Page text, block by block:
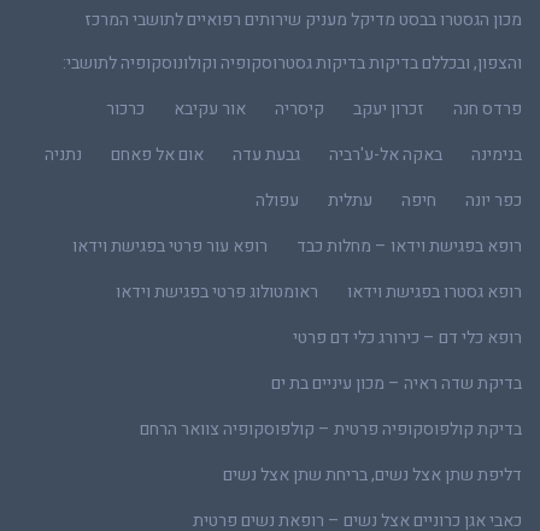
מכון הגסטרו בבסט מדיקל מעניק שירותים רפואיים לתושבי המרכז
והצפון, ובכללם בדיקות בדיקות גסטרוסקופיה וקולונוסקופיה לתושבי:
פרדס חנה
זכרון יעקב קיסריה אור עקיבא
כרכור
בנימינה
באקה אל-ע'רביה גבעת עדה אום אל פאחם
נתניה
כפר יונה
חיפה עתלית
עפולה
רופא בפגישת וידאו – מחלות כבד
רופא עור פרטי בפגישת וידאו
רופא גסטרו בפגישת וידאו
ראומטולוג פרטי בפגישת וידאו
רופא כלי דם – כירורג כלי דם פרטי
בדיקת שדה ראיה – מכון עיניים בת ים
בדיקת קולפוסקופיה פרטית – קולפוסקופיה צוואר הרחם
דליפת שתן אצל נשים, בריחת שתן אצל נשים
כאבי אגן כרוניים אצל נשים – רופאת נשים פרטית